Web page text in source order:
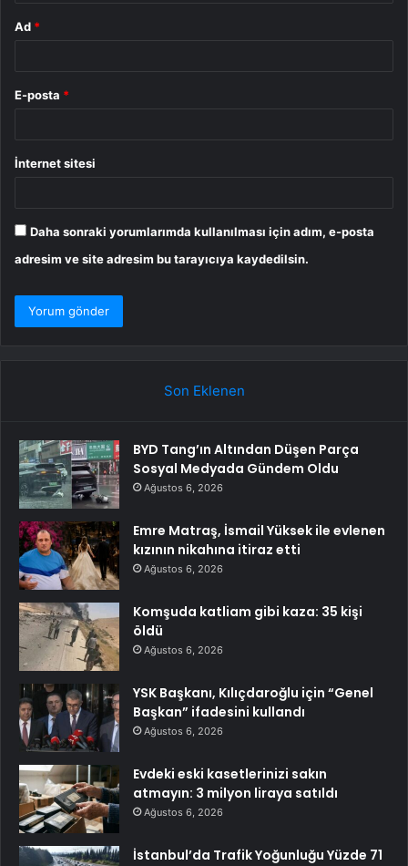
Ad *
E-posta *
İnternet sitesi
Daha sonraki yorumlarımda kullanılması için adım, e-posta
adresim ve site adresim bu tarayıcıya kaydedilsin.
Son Eklenen
BYD Tang’ın Altından Düşen Parça
Sosyal Medyada Gündem Oldu
Ağustos 6, 2026
Emre Matraş, İsmail Yüksek ile evlenen
kızının nikahına itiraz etti
Ağustos 6, 2026
Komşuda katliam gibi kaza: 35 kişi
öldü
Ağustos 6, 2026
YSK Başkanı, Kılıçdaroğlu için “Genel
Başkan” ifadesini kullandı
Ağustos 6, 2026
Evdeki eski kasetlerinizi sakın
atmayın: 3 milyon liraya satıldı
Ağustos 6, 2026
İstanbul’da Trafik Yoğunluğu Yüzde 71